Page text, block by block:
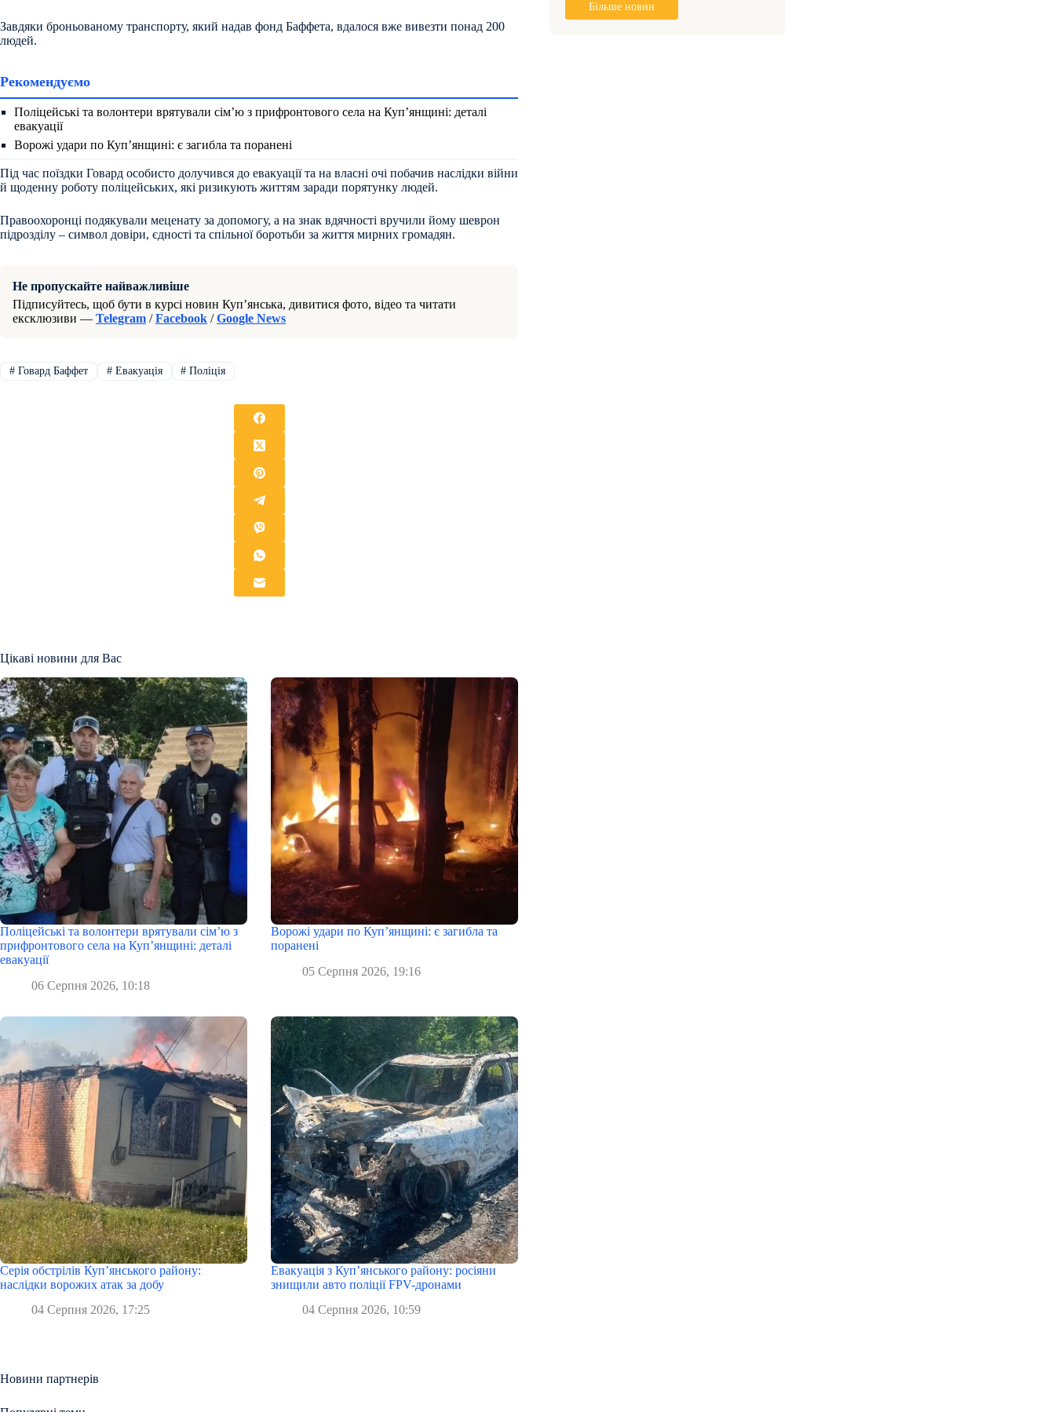
Завдяки броньованому транспорту, який надав фонд Баффета, вдалося вже вивезти понад 200
людей.
Рекомендуємо
Поліцейські та волонтери врятували сім’ю з прифронтового села на Куп’янщині: деталі
евакуації
Ворожі удари по Куп’янщині: є загибла та поранені
Під час поїздки Говард особисто долучився до евакуації та на власні очі побачив наслідки війни
й щоденну роботу поліцейських, які ризикують життям заради порятунку людей.
Правоохоронці подякували меценату за допомогу, а на знак вдячності вручили йому шеврон
підрозділу – символ довіри, єдності та спільної боротьби за життя мирних громадян.
Не пропускайте найважливіше
Підписуйтесь, щоб бути в курсі новин Куп’янська, дивитися фото, відео та читати
ексклюзиви — Telegram /Facebook /Google News
#Говард Баффет #Евакуація # Поліція
Цікаві новини для Вас
Поліцейські та волонтери врятували сім’ю з
прифронтового села на Куп’янщині: деталі
евакуації
06 Серпня 2026, 10:18
Ворожі удари по Куп’янщині: є загибла та
поранені
05 Серпня 2026, 19:16
Серія обстрілів Куп’янського району:
наслідки ворожих атак за добу
04 Серпня 2026, 17:25
Евакуація з Куп’янського району: росіяни
знищили авто поліції FPV-дронами
04 Серпня 2026, 10:59
Новини партнерів
Більше новин